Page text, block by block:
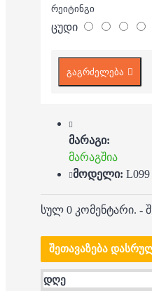
რეიტინგი
ცუდი
გაგრძელება
მარაგი:
მარაგშია
მოდელი: L099
სულ 0 კომენტარი. -
ᲨᲔᲗᲐᲕᲐᲖᲔᲑᲐ
დღე